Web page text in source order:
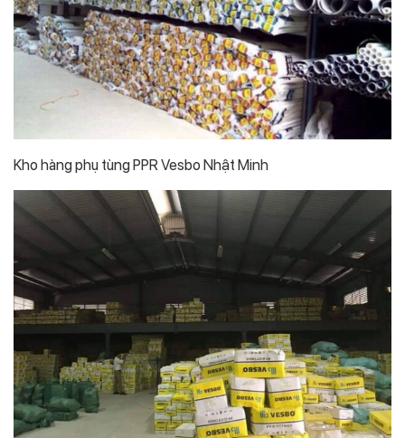
Kho hàng phụ tùng PPR Vesbo Nhật Minh